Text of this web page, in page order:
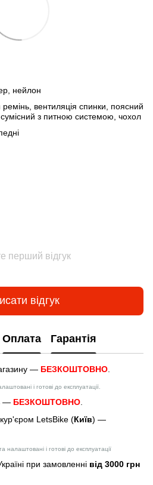
нейлон
ремінь, вентиляція спинки, поясний
сумісний з питною системою, чохол
перший відгук
відгук
Оплата Гарантія
— БЕЗКОШТОВНО
і готові до експлуатації.
— БЕЗКОШТОВНО.
LetsBike (Київ) —
налаштовані і готові до експлуатації
при замовленні від 3000 грн